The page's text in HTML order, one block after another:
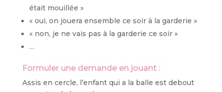
était mouillée »
« oui, on jouera ensemble ce soir à la garderie »
« non, je ne vais pas à la garderie ce soir »
…
Formuler une demande en jouant :
Assis en cercle, l’enfant qui a la balle est debout